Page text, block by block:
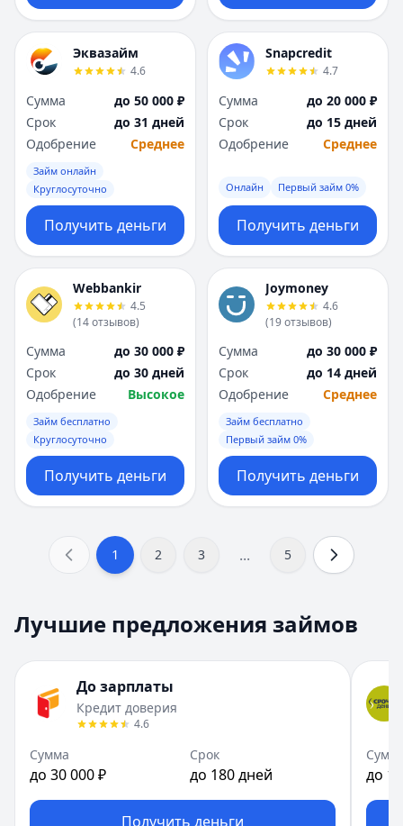
Эквазайм
4.6
Сумма
до 50 000 ₽
Срок
до 31 дней
Одобрение
Среднее
Займ онлайн
Круглосуточно
Получить деньги
Snapcredit
4.7
Сумма
до 20 000 ₽
Срок
до 15 дней
Одобрение
Среднее
Онлайн Первый займ 0%
Получить деньги
Webbankir
4.5
(14отзывов)
Сумма
до 30 000 ₽
Срок
до 30 дней
Одобрение
Высокое
Займ бесплатно
Круглосуточно
Получить деньги
Joymoney
4.6
(19отзывов)
Сумма
до 30 000 ₽
Срок
до 14 дней
Одобрение
Среднее
Займ бесплатно
Первый займ 0%
Получить деньги
1 2 3 ... 5
Лучшие предложения займов
До зарплаты
Кредит доверия
4.6
Сумма
до 30 000 ₽
Срок
до 180 дней
Получить деньги
до